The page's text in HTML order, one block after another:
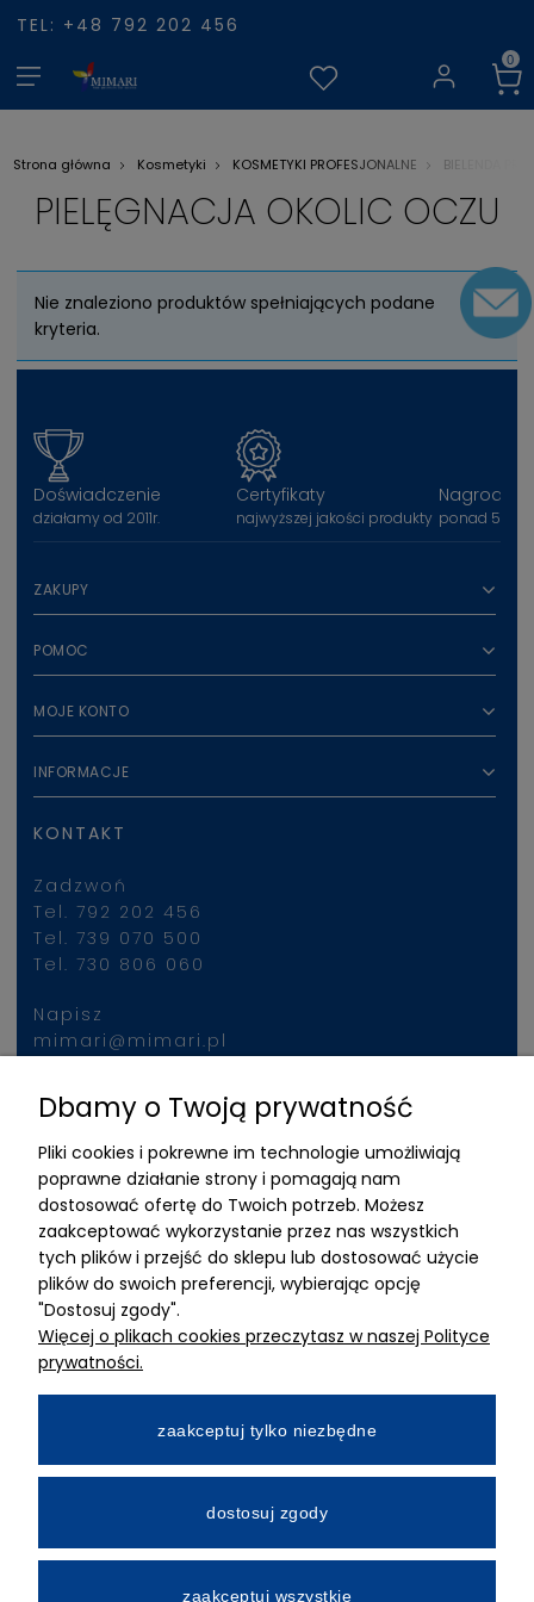
TEL: +48 792 202 456
Strona główna Kosmetyki KOSMETYKI PROFESJONALNE BIELENDA
PIELĘGNACJA OKOLIC OCZU
Nie znaleziono produktów spełniających podane
kryteria.
Doświadczenie
działamy od 2011r.
Certyfikaty
najwyższej jakości produkty
Nagrody
ponad 50
ZAKUPY
POMOC
MOJE KONTO
INFORMACJE
KONTAKT
Zadzwoń
Tel. 792 202 456
Tel. 739 070 500
Tel. 730 806 060
Napisz
mimari@mimari.pl
Znajdziesz nas
ADRES
MIMARI sp z o.o.
ul. Kurkowa 12
50-210 Wrocław
Dane rejestracyjne
NIP:8982325327
Wpłacony w całości
Numer konta bankowego
Dbamy o Twoją prywatność
Pliki cookies i pokrewne im technologie umożliwiają
poprawne działanie strony i pomagają nam
dostosować ofertę do Twoich potrzeb. Możesz
zaakceptować wykorzystanie przez nas wszystkich
tych plików i przejść do sklepu lub dostosować użycie
plików do swoich preferencji, wybierając opcję
"Dostosuj zgody".
Więcej o plikach cookies przeczytasz w naszej Polityce
prywatności.
zaakceptuj tylko niezbędne
dostosuj zgody
zaakceptuj wszystkie